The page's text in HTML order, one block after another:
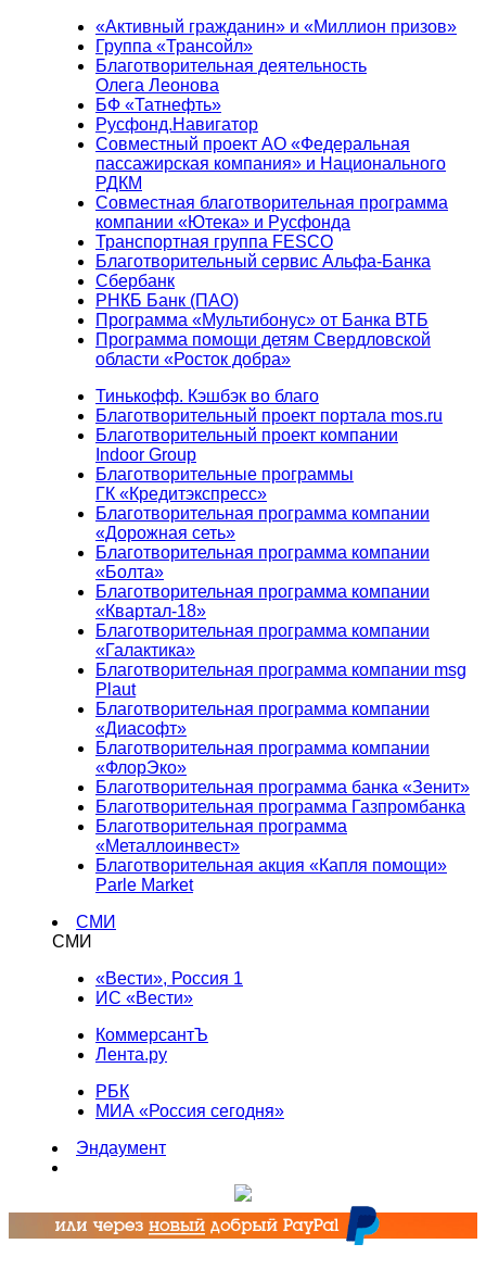
«Активный гражданин» и «Миллион призов»
Группа «Трансойл»
Благотворительная деятельность
Олега Леонова
БФ «Татнефть»
Русфонд.Навигатор
Совместный проект АО «Федеральная
пассажирская компания» и Национального
РДКМ
Совместная благотворительная программа
компании «Ютека» и Русфонда
Транспортная группа FESCO
Благотворительный сервис Альфа-Банка
Сбербанк
РНКБ Банк (ПАО)
Программа «Мультибонус» от Банка ВТБ
Программа помощи детям Свердловской
области «Росток добра»
Тинькофф. Кэшбэк во благо
Благотворительный проект портала mos.ru
Благотворительный проект компании
Indoor Group
Благотворительные программы
ГК «Кредитэкспресс»
Благотворительная программа компании
«Дорожная сеть»
Благотворительная программа компании
«Болта»
Благотворительная программа компании
«Квартал-18»
Благотворительная программа компании
«Галактика»
Благотворительная программа компании msg
Plaut
Благотворительная программа компании
«Диасофт»
Благотворительная программа компании
«ФлорЭко»
Благотворительная программа банка «Зенит»
Благотворительная программа Газпромбанка
Благотворительная программа
«Металлоинвест»
Благотворительная акция «Капля помощи»
Parle Market
СМИ
СМИ
«Вести», Россия 1
ИС «Вести»
КоммерсантЪ
Лента.ру
РБК
МИА «Россия сегодня»
Эндаумент